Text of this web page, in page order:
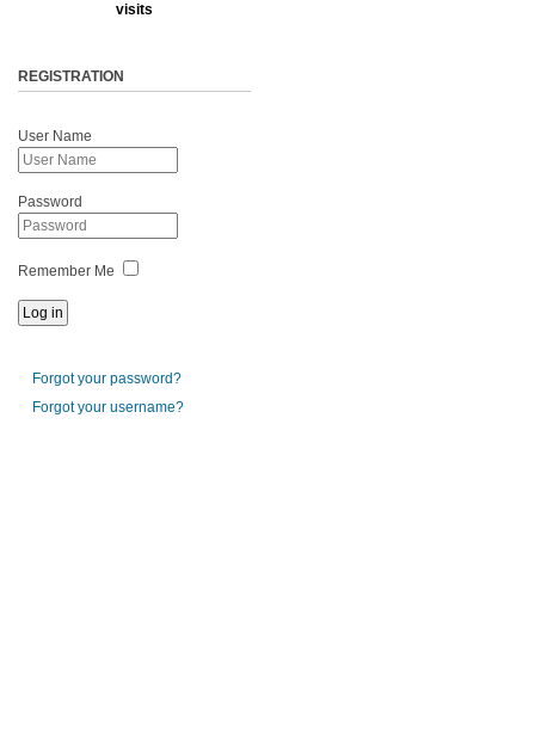
visits
REGISTRATION
User Name
Password
Remember Me
Forgot your password?
Forgot your username?